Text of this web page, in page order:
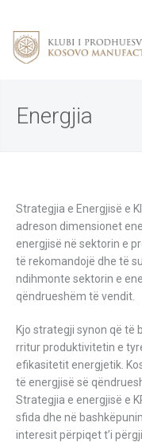
Energjia
Strategjia e Energjisë e
adreson dimensionet
energjisë në sektorin e
të rekomandojë dhe të
ndihmonte sektorin e
qëndrueshëm të vendit.
Kjo strategji synon që të
rritur produktivitetin e
efikasitetit energjetik.
të energjisë së
Strategjia e energjisë e
sfida dhe në
interesit përpiqet t’i